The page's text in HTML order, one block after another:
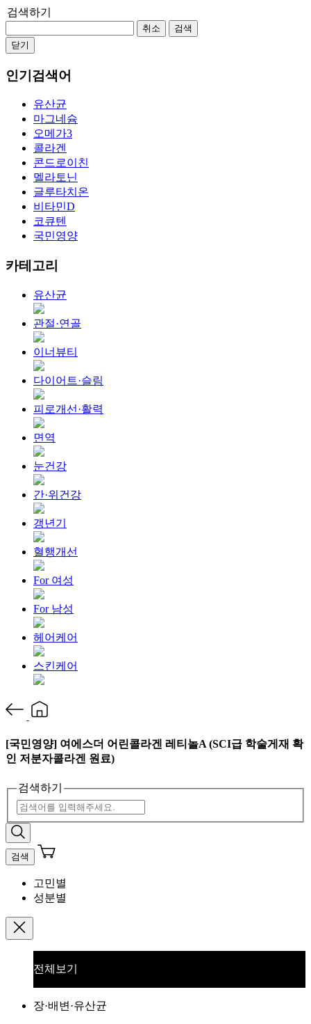
검색하기
취소
검색
닫기
인기검색어
유산균
마그네슘
오메가3
콜라겐
콘드로이친
멜라토닌
글루타치온
비타민D
코큐텐
국민영양
카테고리
유산균
관절·연골
이너뷰티
다이어트·슬림
피로개선·활력
면역
눈건강
간·위건강
갱년기
혈행개선
For 여성
For 남성
헤어케어
스킨케어
[국민영양] 여에스더 어린콜라겐 레티놀A (SCI급 학술게재 확
인 저분자콜라겐 원료)
검색하기
검색
고민별
성분별
전체보기
장·배변·유산균